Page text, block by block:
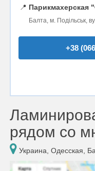
📍 Парикмахерская
Балта, м. Подільськ,
+38
рядом со
Украина, Одесская,